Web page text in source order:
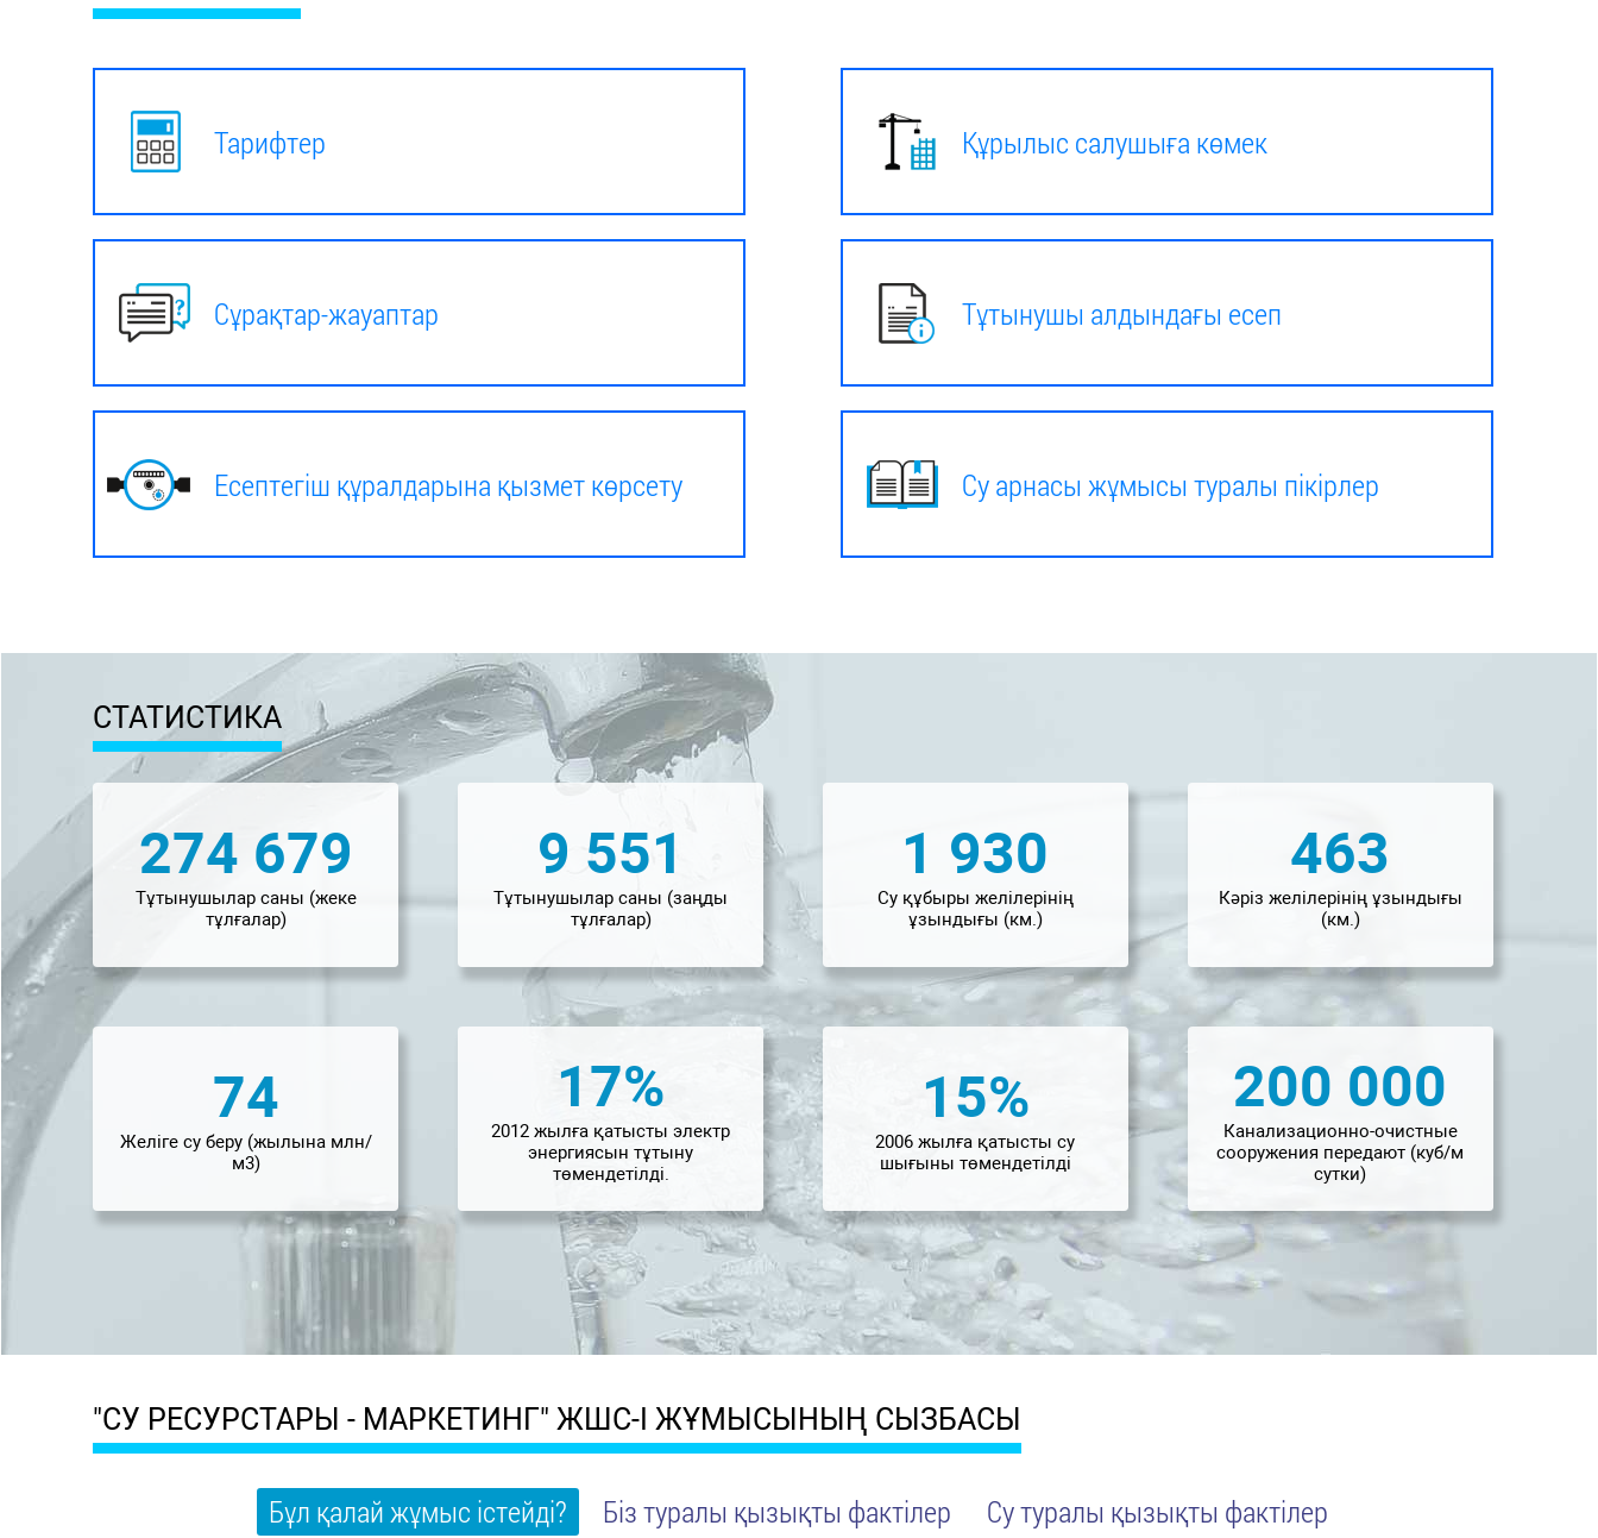
Тарифтер Құрылыс салушыға көмек
Сұрақтар-жауаптар Тұтынушы алдындағы есеп
Есептегіш құралдарына қызмет көрсету Су арнасы жұмысы туралы пікірлер
СТАТИСТИКА
274 679
Тұтынушылар саны (жеке
тұлғалар)
9 551
Тұтынушылар саны (заңды
тұлғалар)
1 930
Су құбыры желілерінің
ұзындығы (км.)
463
Кәріз желілерінің ұзындығы
(км.)
74
Желіге су беру (жылына млн/
м3)
17%
2012 жылға қатысты электр
энергиясын тұтыну
төмендетілді.
15%
2006 жылға қатысты су
шығыны төмендетілді
200 000
Канализационно-очистные
сооружения передают (куб/м
сутки)
"СУ РЕСУРСТАРЫ - МАРКЕТИНГ" ЖШС-І ЖҰМЫСЫНЫҢ СЫЗБАСЫ
Бұл қалай жұмыс істейді? Біз туралы қызықты фактілер Су туралы қызықты фактілер